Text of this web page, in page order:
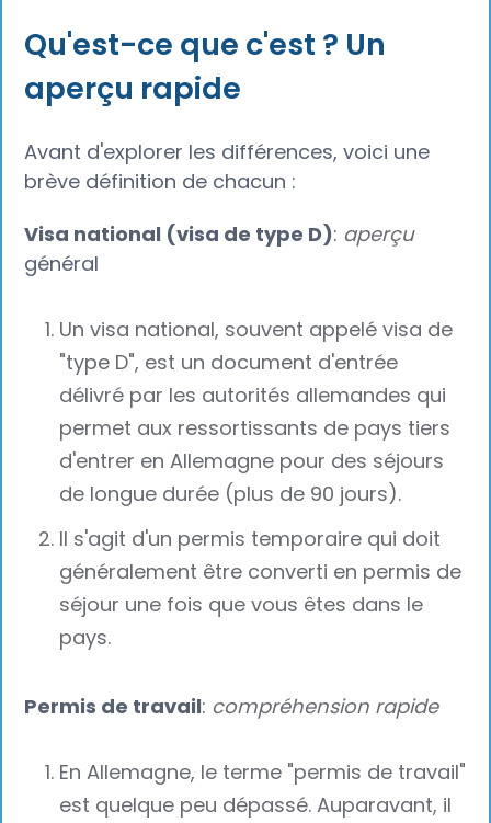
Qu'est-ce que c'est ? Un
aperçu rapide
Avant d'explorer les différences, voici une
brève définition de chacun :
Visa national (visa de type D): aperçu
général
Un visa national, souvent appelé visa de
"type D", est un document d'entrée
délivré par les autorités allemandes qui
permet aux ressortissants de pays tiers
d'entrer en Allemagne pour des séjours
de longue durée (plus de 90 jours).
Il s'agit d'un permis temporaire qui doit
généralement être converti en permis de
séjour une fois que vous êtes dans le
pays.‍
Permis de travail: compréhension rapide
En Allemagne, le terme "permis de travail"
est quelque peu dépassé. Auparavant, il